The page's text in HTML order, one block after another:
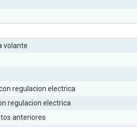
volante
regulacion electrica
regulacion electrica
anteriores